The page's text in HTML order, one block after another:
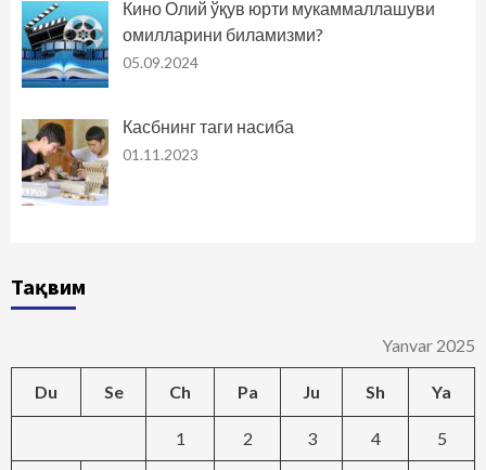
Кино Олий ўқув юрти мукаммаллашуви
омилларини биламизми?
05.09.2024
Касбнинг таги насиба
01.11.2023
Тақвим
Yanvar 2025
Du Se Ch Pa Ju Sh Ya
1 2 3 4 5